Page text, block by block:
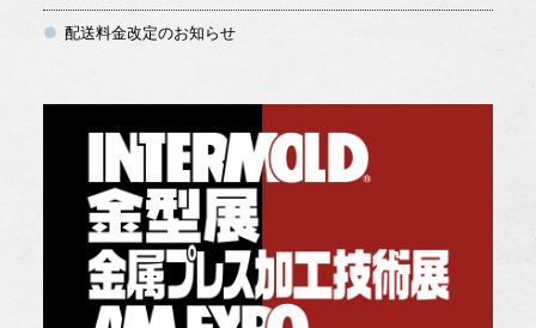
配送料金改定のお知らせ